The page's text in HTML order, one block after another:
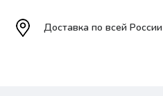
Доставка по всей России